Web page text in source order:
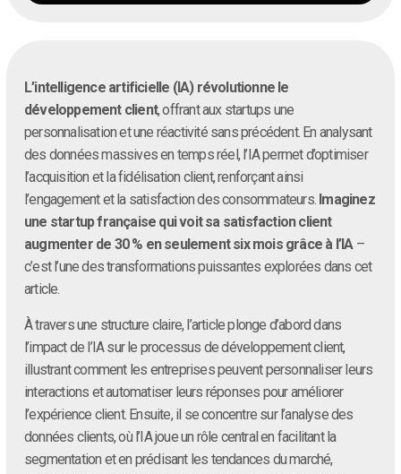
L’intelligence artificielle (IA) révolutionne le
développement client, offrant aux startups une
personnalisation et une réactivité sans précédent. En analysant
des données massives en temps réel, l’IA permet d’optimiser
l’acquisition et la fidélisation client, renforçant ainsi
l’engagement et la satisfaction des consommateurs. Imaginez
une startup française qui voit sa satisfaction client
augmenter de 30 % en seulement six mois grâce à l’IA–
c’est l’une des transformations puissantes explorées dans cet
article.
À travers une structure claire, l’article plonge d’abord dans
l’impact de l’IA sur le processus de développement client,
illustrant comment les entreprises peuvent personnaliser leurs
interactions et automatiser leurs réponses pour améliorer
l’expérience client. Ensuite, il se concentre sur l’analyse des
données clients, où l’IA joue un rôle central en facilitant la
segmentation et en prédisant les tendances du marché,